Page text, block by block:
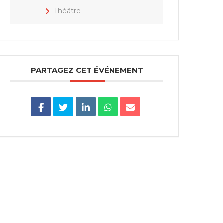
Théâtre
PARTAGEZ CET ÉVÉNEMENT